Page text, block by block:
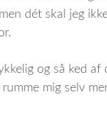
dét skal jeg
og så ked af
mig selv